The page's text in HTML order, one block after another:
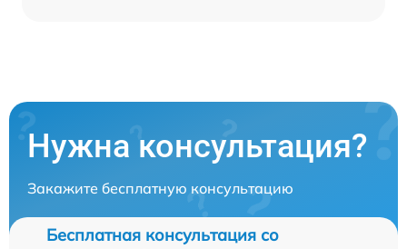
Нужна консультация?
Закажите бесплатную консультацию
Бесплатная консультация со